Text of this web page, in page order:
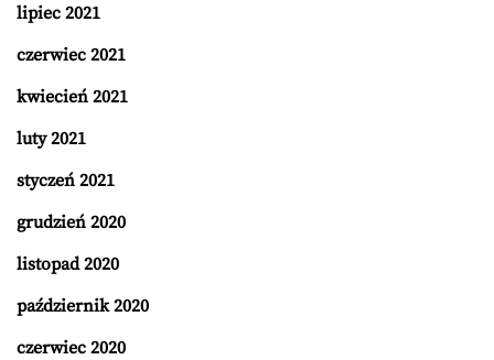
lipiec 2021
czerwiec 2021
kwiecień 2021
luty 2021
styczeń 2021
grudzień 2020
listopad 2020
październik 2020
czerwiec 2020